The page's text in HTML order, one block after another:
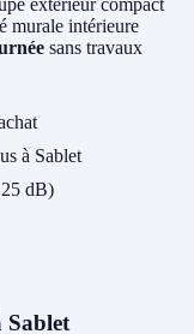
extérieur compact
murale intérieure
sans travaux
à Sablet
dB)
Sablet